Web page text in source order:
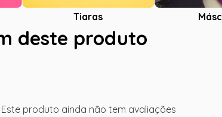
Tiaras
deste produto
Este produto ainda não tem avaliações